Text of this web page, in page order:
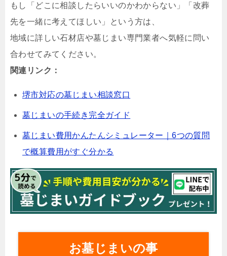
もし「どこに相談したらいいのかわからない」「改葬
先を一緒に考えてほしい」という方は、
地域に詳しい石材店や墓じまい専門業者へ気軽に問い
合わせてみてください。
関連リンク：
堺市対応の墓じまい相談窓口
墓じまいの手続き完全ガイド
墓じまい費用かんたんシミュレーター｜6つの質問
で概算費用がすぐ分かる
お墓じまいの事